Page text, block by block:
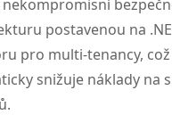
nekompromisní
postavenou na
pro multi-tenancy, což
snižuje náklady na